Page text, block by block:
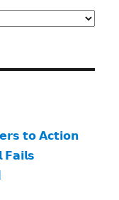
𝘁𝗼 𝗔𝗰𝘁𝗶𝗼𝗻